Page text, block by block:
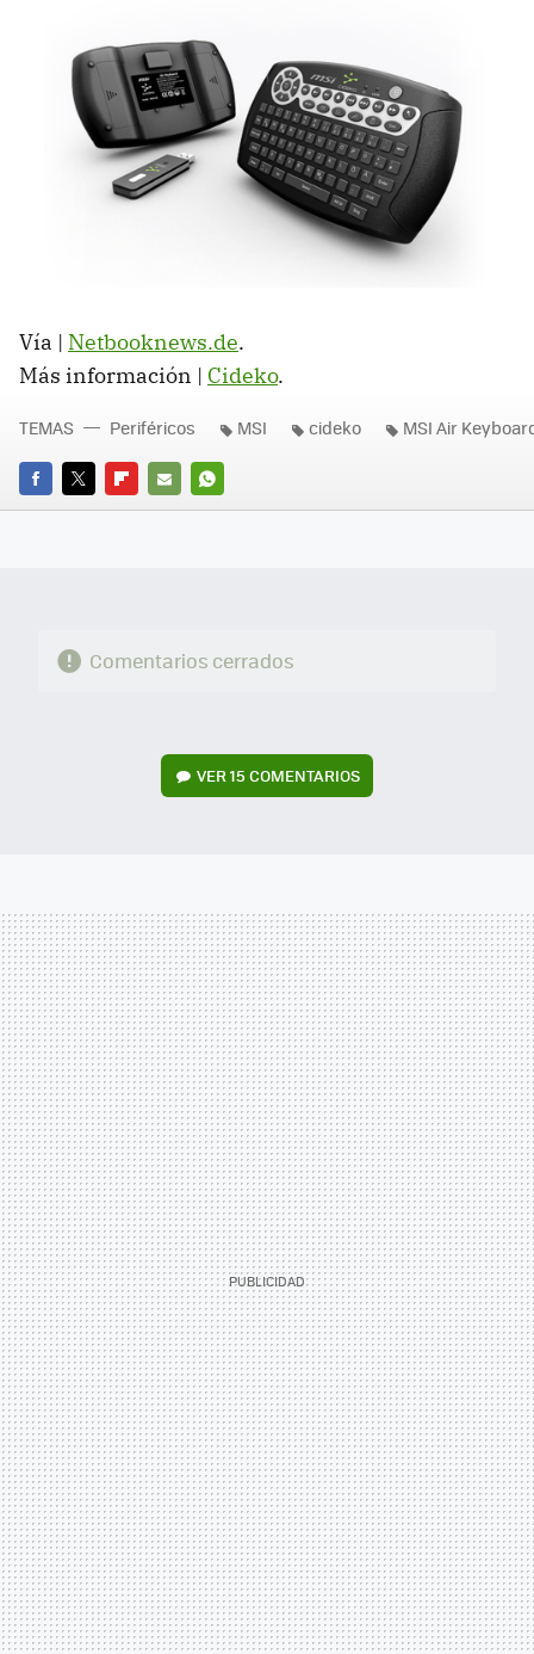
Vía | Netbooknews.de.
Más información | Cideko.
FACEBOOK
TWITTERFLIPBOARD
E-
WHATSAPP
TEMAS Periféricos MSI cideko MSI Air
Comentarios cerrados
VER15 COMENTARIOS